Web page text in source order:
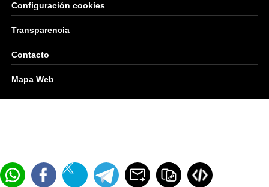
Configuración cookies
Transparencia
Contacto
Mapa Web